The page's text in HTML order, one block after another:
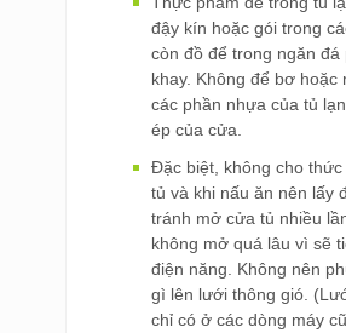
đậy kín hoặc gói trong
còn đồ để trong ngăn đá
khay. Không để bơ hoặc
các phần nhựa của tủ
ép của cửa.
Đặc biệt, không cho
tủ và khi nấu ăn nên lấy
tránh mở cửa tủ nhiều
không mở quá lâu vì sẽ
điện năng. Không nên
gì lên lưới thông gió.
chỉ có ở các dòng máy